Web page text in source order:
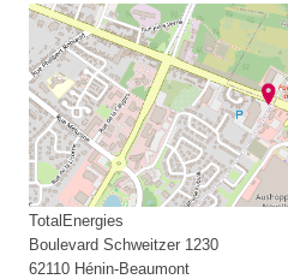
TotalEnergies
Boulevard Schweitzer 1230
62110 Hénin-Beaumont